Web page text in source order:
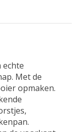
echte
Met de
opmaken.